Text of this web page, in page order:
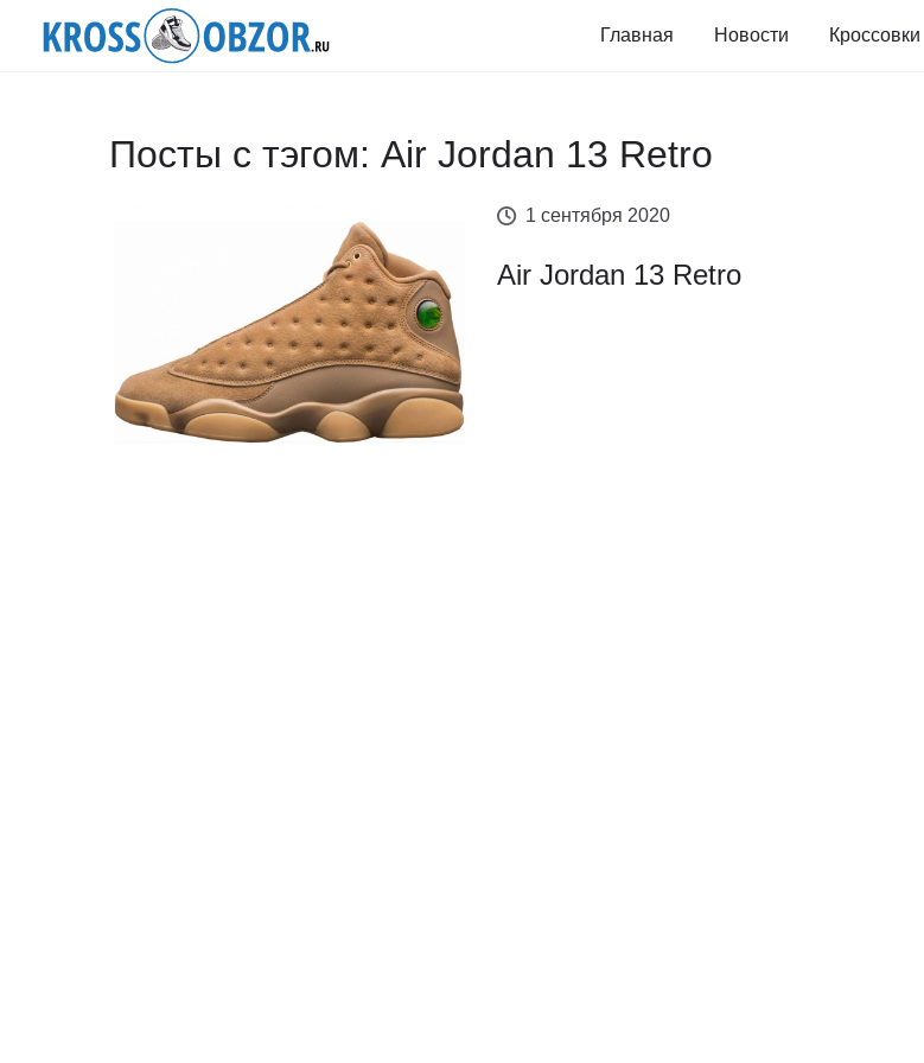
Главная Новости Кроссовки
Посты с тэгом: Air Jordan 13 Retro
1 сентября 2020
Air Jordan 13 Retro